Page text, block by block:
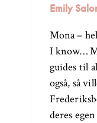
Emily
Mona –
I know…
guides til
også, så
deres